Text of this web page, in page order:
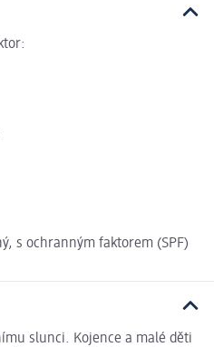
s ochranným faktorem (SPF)
slunci. Kojence a malé děti